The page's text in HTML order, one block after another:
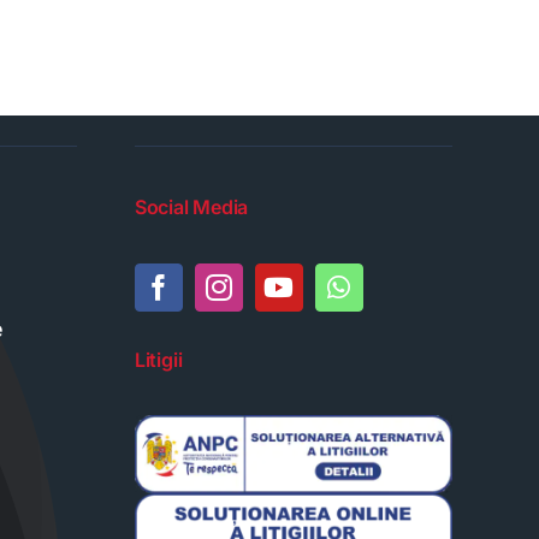
Social Media
Litigii